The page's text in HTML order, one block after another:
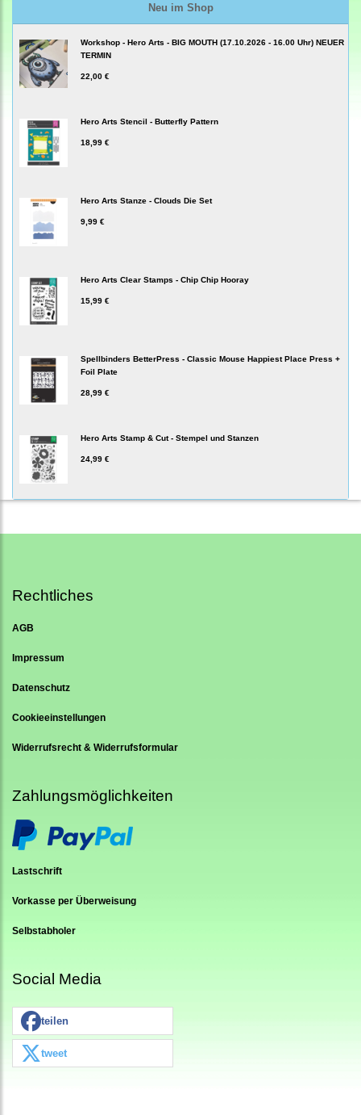
Neu im Shop
Workshop - Hero Arts - BIG MOUTH (17.10.2026 - 16.00 Uhr) NEUER
TERMIN
22,00 €
Hero Arts Stencil - Butterfly Pattern
18,99 €
Hero Arts Stanze - Clouds Die Set
9,99 €
Hero Arts Clear Stamps - Chip Chip Hooray
15,99 €
Spellbinders BetterPress - Classic Mouse Happiest Place Press +
Foil Plate
28,99 €
Hero Arts Stamp & Cut - Stempel und Stanzen
24,99 €
Rechtliches
AGB
Impressum
Datenschutz
Cookieeinstellungen
Widerrufsrecht & Widerrufsformular
Zahlungsmöglichkeiten
Lastschrift
Vorkasse per Überweisung
Selbstabholer
Social Media
teilen
tweet